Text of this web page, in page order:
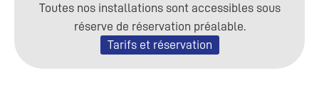
Toutes nos installations sont accessibles sous
réserve de réservation préalable.
Tarifs et réservation